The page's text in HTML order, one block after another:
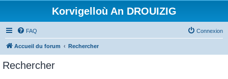
Korvigelloù An DROUIZIG
FAQ Connexion
Accueil du forum Rechercher
Rechercher